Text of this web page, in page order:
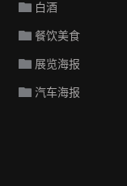
白酒
餐饮美食
展览海报
汽车海报